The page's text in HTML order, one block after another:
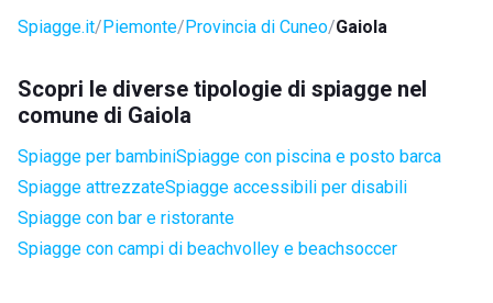
Spiagge.it Piemonte Provincia di Cuneo Gaiola
Scopri le diverse tipologie di spiagge nel
comune di Gaiola
Spiagge per bambiniSpiagge con piscina e posto barca
Spiagge attrezzateSpiagge accessibili per disabili
Spiagge con bar e ristorante
Spiagge con campi di beachvolley e beachsoccer